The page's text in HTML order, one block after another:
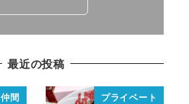
最近の投稿
仲間 プライベート